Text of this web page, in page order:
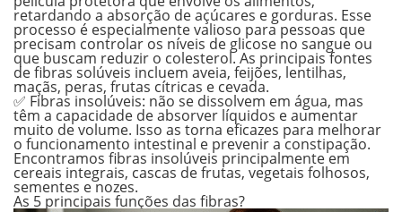
retardando a absorção de açúcares e gorduras. Esse
processo é especialmente valioso para pessoas que
precisam controlar os níveis de glicose no sangue ou
que buscam reduzir o colesterol. As principais fontes
de fibras solúveis incluem aveia, feijões, lentilhas,
maçãs, peras, frutas cítricas e cevada.
✅ Fibras insolúveis: não se dissolvem em água, mas
têm a capacidade de absorver líquidos e aumentar
muito de volume. Isso as torna eficazes para melhorar
o funcionamento intestinal e prevenir a constipação.
Encontramos fibras insolúveis principalmente em
cereais integrais, cascas de frutas, vegetais folhosos,
sementes e nozes.
As 5 principais funções das fibras?